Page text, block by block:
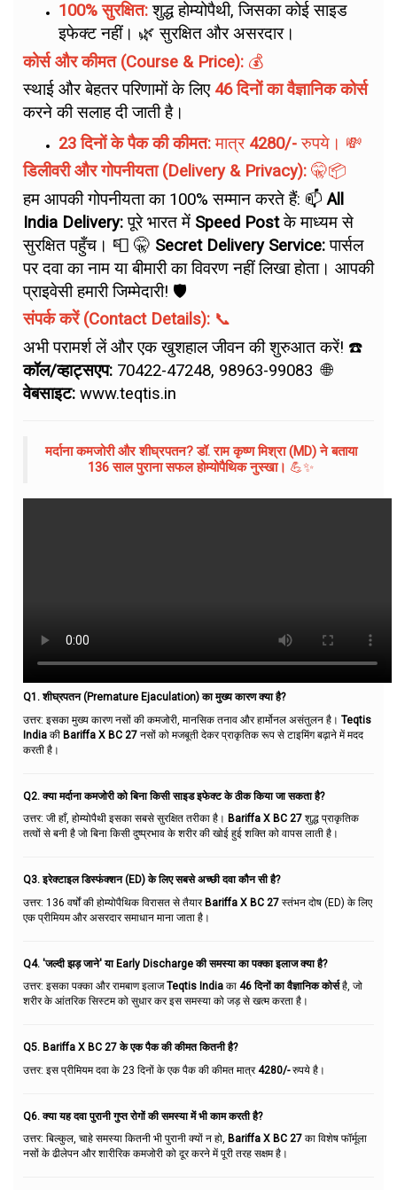
100% सुरक्षित:शुद्ध होम्योपैथी, जिसका कोई साइड
इफेक्ट नहीं। 🌿 सुरक्षित और असरदार।
कोर्स और कीमत (Course & Price): 💰
स्थाई और बेहतर परिणामों के लिए 46 दिनों का वैज्ञानिक कोर्स
करने की सलाह दी जाती है।
23 दिनों के पैक की कीमत:मात्र 4280/-रुपये। 💸
डिलीवरी और गोपनीयता (Delivery & Privacy): 🤫📦
हम आपकी गोपनीयता का 100% सम्मान करते हैं: 📫All
India Delivery:पूरे भारत में Speed Postके माध्यम से
सुरक्षित पहुँच। 📮 🤫 Secret Delivery Service:पार्सल
पर दवा का नाम या बीमारी का विवरण नहीं लिखा होता। आपकी
प्राइवेसी हमारी जिम्मेदारी! 🛡️
संपर्क करें (Contact Details): 📞
अभी परामर्श लें और एक खुशहाल जीवन की शुरुआत करें! ☎️
कॉल/व्हाट्सएप: 70422-47248, 98963-99083 🌐
वेबसाइट: www.teqtis.in
मर्दाना कमजोरी और शीघ्रपतन? डॉ. राम कृष्ण मिश्रा (MD) ने बताया
136 साल पुराना सफल होम्योपैथिक नुस्खा। 💪✨
Q1. शीघ्रपतन (Premature Ejaculation) का मुख्य कारण क्या है?
उत्तर: इसका मुख्य कारण नसों की कमजोरी, मानसिक तनाव और हार्मोनल असंतुलन है। Teqtis
India की Bariffa X BC 27 नसों को मजबूती देकर प्राकृतिक रूप से टाइमिंग बढ़ाने में मदद
करती है।
Q2. क्या मर्दाना कमजोरी को बिना किसी साइड इफेक्ट के ठीक किया जा सकता है?
उत्तर: जी हाँ, होम्योपैथी इसका सबसे सुरक्षित तरीका है। Bariffa X BC 27 शुद्ध प्राकृतिक
तत्वों से बनी है जो बिना किसी दुष्प्रभाव के शरीर की खोई हुई शक्ति को वापस लाती है।
Q3. इरेक्टाइल डिस्फंक्शन (ED) के लिए सबसे अच्छी दवा कौन सी है?
उत्तर: 136 वर्षों की होम्योपैथिक विरासत से तैयार Bariffa X BC 27 स्तंभन दोष (ED) के लिए
एक प्रीमियम और असरदार समाधान माना जाता है।
Q4. 'जल्दी झड़ जाने' या Early Discharge की समस्या का पक्का इलाज क्या है?
उत्तर: इसका पक्का और रामबाण इलाजTeqtis India का 46 दिनों का वैज्ञानिक कोर्सहै, जो
शरीर के आंतरिक सिस्टम को सुधार कर इस समस्या को जड़ से खत्म करता है।
Q5. Bariffa X BC 27 के एक पैक की कीमत कितनी है?
उत्तर: इस प्रीमियम दवा के 23 दिनों के एक पैक की कीमत मात्र4280/-रुपये है।
Q6. क्या यह दवा पुरानी गुप्त रोगों की समस्या में भी काम करती है?
उत्तर: बिल्कुल, चाहे समस्या कितनी भी पुरानी क्यों न हो, Bariffa X BC 27 का विशेष फॉर्मूला
नसों के ढीलेपन और शारीरिक कमजोरी को दूर करने में पूरी तरह सक्षम है।